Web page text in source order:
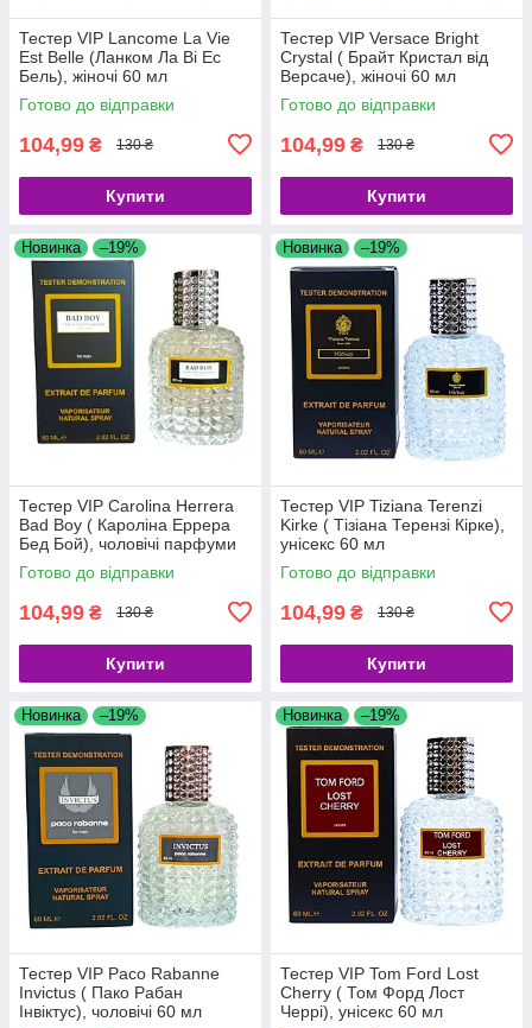
Тестер VIP Lancome La Vie
Est Belle (Ланком Ла Ві Ес
Бель), жіночі 60 мл
Готово до відправки
104,99 ₴ 130 ₴
Купити
Тестер VIP Versace Bright
Crystal ( Брайт Кристал від
Версаче), жіночі 60 мл
Готово до відправки
104,99 ₴ 130 ₴
Купити
Новинка –19%
Тестер VIP Carolina Herrera
Bad Boy ( Кароліна Еррера
Бед Бой), чоловічі парфуми
60 мл
Готово до відправки
104,99 ₴ 130 ₴
Купити
Новинка –19%
Тестер VIP Tiziana Terenzi
Kirke ( Тізіана Терензі Кірке),
унісекс 60 мл
Готово до відправки
104,99 ₴ 130 ₴
Купити
Новинка –19%
Тестер VIP Paco Rabanne
Invictus ( Пако Рабан
Інвіктус), чоловічі 60 мл
Новинка –19%
Тестер VIP Tom Ford Lost
Cherry ( Том Форд Лост
Черрі), унісекс 60 мл